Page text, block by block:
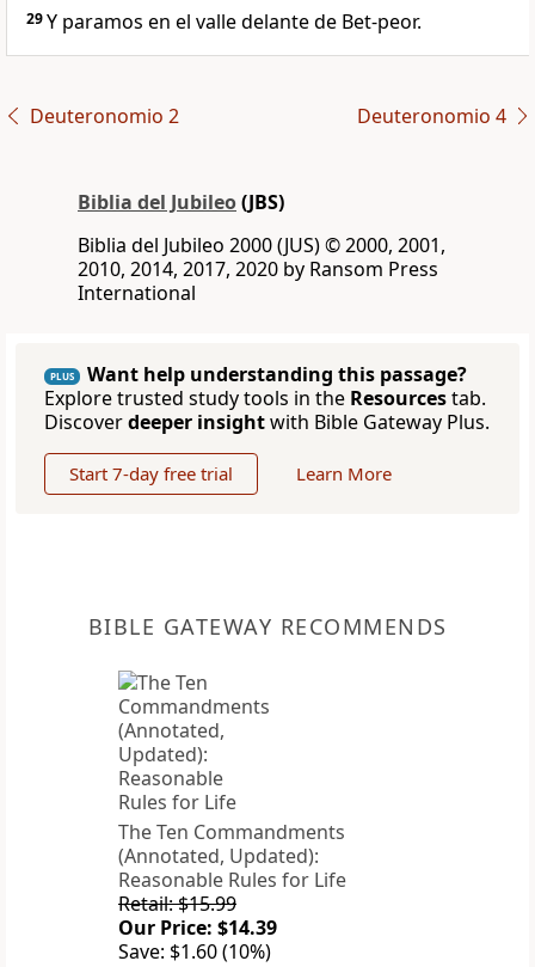
29Y paramos en el valle delante de Bet-peor.
Deuteronomio 2 Deuteronomio 4
Biblia del Jubileo(JBS)
Biblia del Jubileo 2000 (JUS) © 2000, 2001,
2010, 2014, 2017, 2020 by Ransom Press
International
PLUS
Want help understanding this passage?
Explore trusted study tools in the Resourcestab.
Discoverdeeper insightwith Bible Gateway Plus.
Start 7-day free trial Learn More
BIBLE GATEWAY RECOMMENDS
The Ten Commandments
(Annotated, Updated):
Reasonable Rules for Life
Retail: $15.99
Our Price: $14.39
Save: $1.60 (10%)